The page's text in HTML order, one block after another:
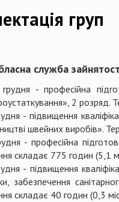
груп
служба
- професійна
2 розряд.
- підвищення
швейних виробів».
- професійна
складає 775 годин (5,1
- підвищення
забезпечення
складає 40 годин (0,3